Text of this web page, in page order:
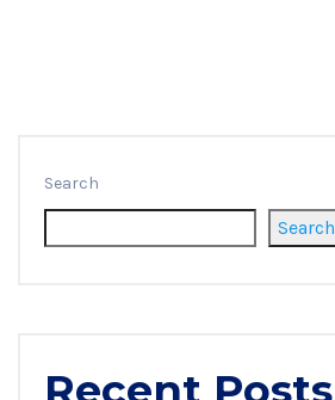
Search
Search
Recent Posts